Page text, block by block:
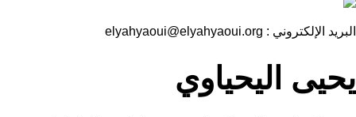
البريد الإلكتروني : elyahyaoui@elyahyaoui.org
يحيى اليحياوي